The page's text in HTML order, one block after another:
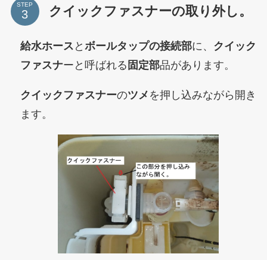
STEP クイックファスナーの取り外し。
給水ホース と ボールタップの接続部に、 クイック
ファスナーと呼ばれる 固定部品があります。
クイックファスナーのツメ を押し込みながら開き
ます。